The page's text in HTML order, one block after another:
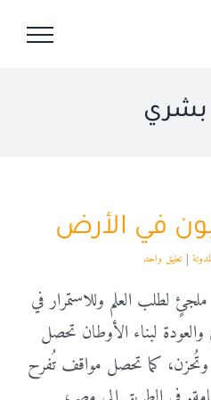
في الأرض
| تعليق واحد
لطلب العلم وللاستمرار في
والعودة لبناء الأوطان تحصل
كما تحصل مواقف تُفرح